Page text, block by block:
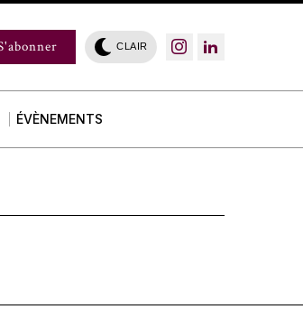
CLAIR
ÉVÈNEMENTS